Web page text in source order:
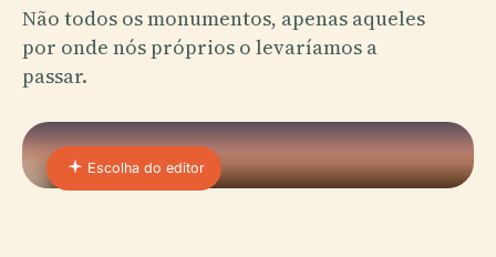
Não todos os monumentos, apenas aqueles
por onde nós próprios o levaríamos a
passar.
Escolha do editor